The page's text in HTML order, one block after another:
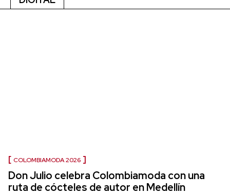
COLOMBIAMODA 2026
Don Julio celebra Colombiamoda con una
ruta de cócteles de autor en Medellín